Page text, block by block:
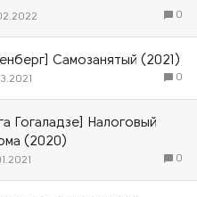
0
Самозанятый (2021)
0
Гогаладзе] Налоговый
(2020)
0